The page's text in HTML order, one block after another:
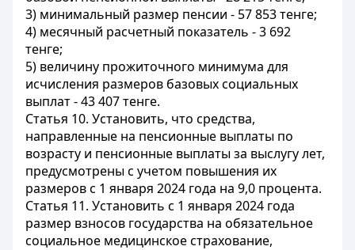
3) минимальный размер пенсии - 57 853 тенге;
4) месячный расчетный показатель - 3 692
тенге;
5) величину прожиточного минимума для
исчисления размеров базовых социальных
выплат - 43 407 тенге.
Статья 10. Установить, что средства,
направленные на пенсионные выплаты по
возрасту и пенсионные выплаты за выслугу лет,
предусмотрены с учетом повышения их
размеров с 1 января 2024 года на 9,0 процента.
Статья 11. Установить с 1 января 2024 года
размер взносов государства на обязательное
социальное медицинское страхование,